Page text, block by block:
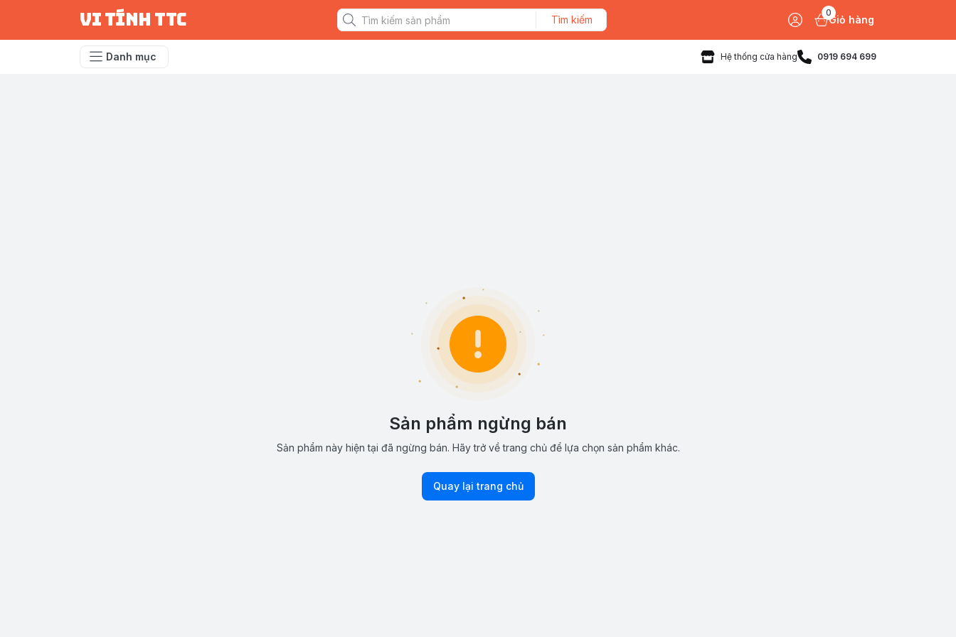
vi tính ttc Tìm kiếm
0
Giỏ hàng
Danh mục Hệ thống cửa hàng 0919 694 699
Sản phẩm ngừng bán
Sản phẩm này hiện tại đã ngừng bán. Hãy trở về trang chủ để lựa chọn sản phẩm khác.
Quay lại trang chủ